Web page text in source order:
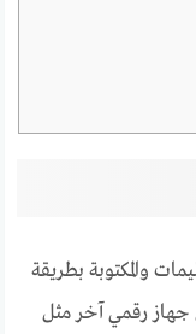
والمكتوبة بطريقة
جهاز رقمي آخر مثل